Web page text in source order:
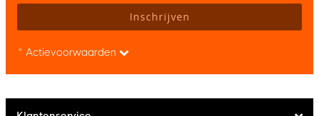
Inschrijven
* Actievoorwaarden